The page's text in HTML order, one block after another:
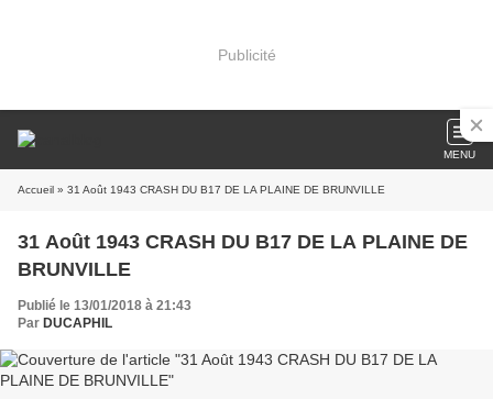
Publicité
MENU
Accueil » 31 Août 1943 CRASH DU B17 DE LA PLAINE DE BRUNVILLE
31 Août 1943 CRASH DU B17 DE LA PLAINE DE
BRUNVILLE
Publié le 13/01/2018 à 21:43
Par DUCAPHIL